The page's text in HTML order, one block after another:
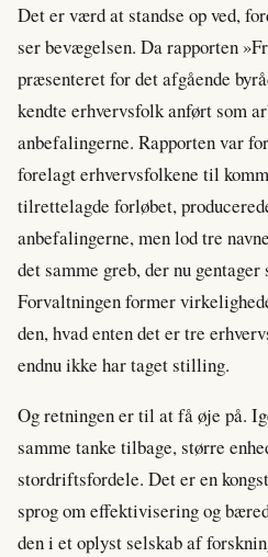
Det er værd at standse op ved,
ser bevægelsen. Da rapporten
præsenteret for det afgående
kendte erhvervsfolk anført som
anbefalingerne. Rapporten var
forelagt erhvervsfolkene til
tilrettelagde forløbet,
anbefalingerne, men lod tre
det samme greb, der nu
Forvaltningen former
den, hvad enten det er tre
endnu ikke har taget stilling.
Og retningen er til at få øje på.
samme tanke tilbage, større
stordriftsfordele. Det er en
sprog om effektivisering og
den i et oplyst selskab af